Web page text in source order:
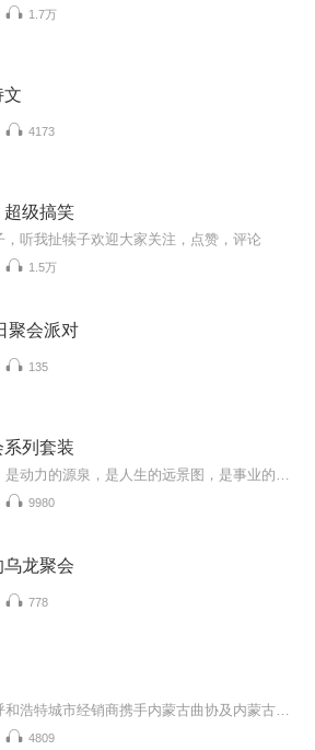
1.7万
文
4173
超级搞笑
，听我扯犊子欢迎大家关注，点赞，评论
1.5万
聚会派对
135
系列套装
9980
龙聚会
778
4809